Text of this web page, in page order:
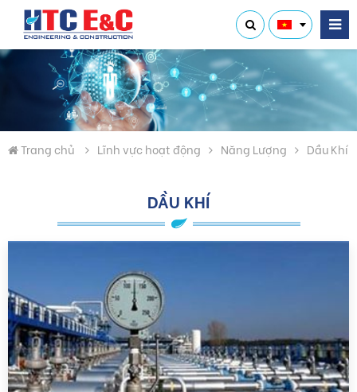
Trang chủ Lĩnh vực hoạt động Năng Lượng Dầu Khí
DẦU KHÍ